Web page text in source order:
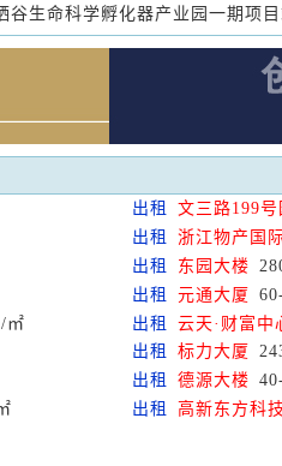
谷生命科学孵化器产业园一期项
出租 文三路199号
出租 浙江物产国
出租 东园大楼
出租 元通大厦
㎡ 出租 云天·财富中
出租 标力大厦
出租 德源大楼
出租 高新东方科